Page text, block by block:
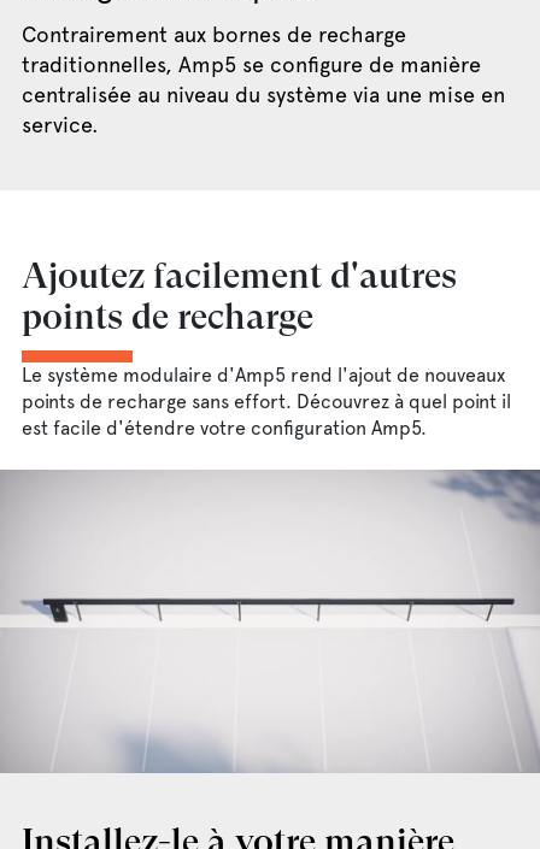
Contrairement aux bornes de recharge
traditionnelles, Amp5 se configure de manière
centralisée au niveau du système via une mise en
service.
Ajoutez facilement d'autres
points de recharge
Le système modulaire d'Amp5 rend l'ajout de nouveaux
points de recharge sans effort. Découvrez à quel point il
est facile d'étendre votre configuration Amp5.